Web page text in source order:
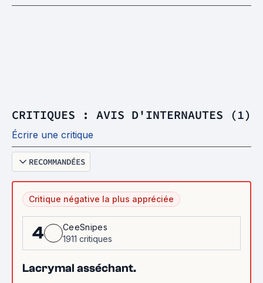
CRITIQUES : AVIS D'INTERNAUTES (1)
Écrire une critique
RECOMMANDÉES
Critique négative la plus appréciée
4
CeeSnipes
1911 critiques
Lacrymal asséchant.